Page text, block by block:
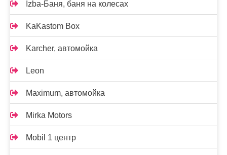
Izba-Баня, баня на колесах
KaKastom Box
Karcher, автомойка
Leon
Maximum, автомойка
Mirka Motors
Mobil 1 центр